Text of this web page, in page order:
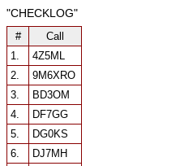
"CHECKLOG"
#
Call
1.
4Z5ML
2.
9M6XRO
3.
BD3OM
4.
DF7GG
5.
DG0KS
6.
DJ7MH